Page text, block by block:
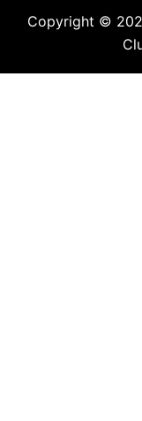
Copyright ©